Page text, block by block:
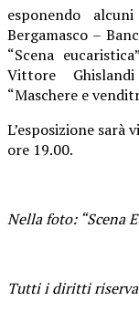
esponendo
Bergamasco –
“Scena
Vittore
“Maschere e
L’esposizione
ore 19.00.
Nella foto: “Scena
Tutti i diritti